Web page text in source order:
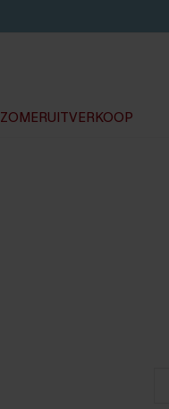
ZOMERUITVERKOOP